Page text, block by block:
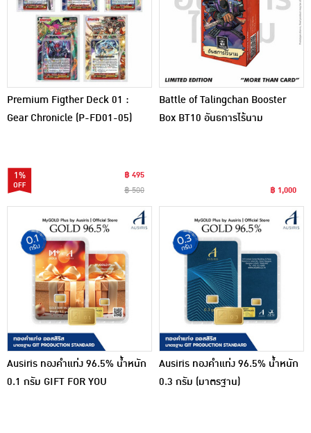
Premium Figther Deck 01 :
Gear Chronicle (P-FD01-05)
1%
฿ 495
฿ 500
Battle of Talingchan Booster
Box BT10 อันธการไร้นาม
฿ 1,000
Ausiris ทองคำแท่ง 96.5% น้ำหนัก
0.1 กรัม GIFT FOR YOU
Ausiris ทองคำแท่ง 96.5% น้ำหนัก
0.3 กรัม (มาตรฐาน)